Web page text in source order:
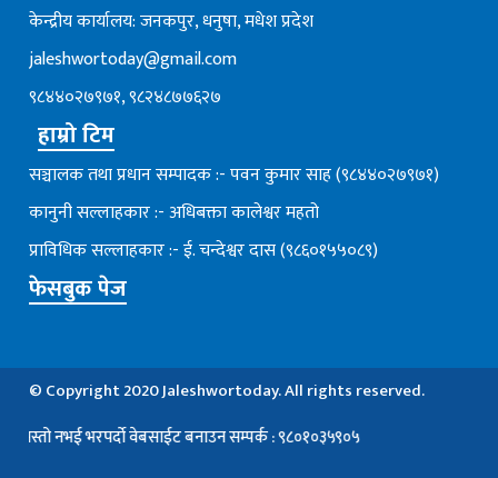
केन्द्रीय कार्यालय: जनकपुर, धनुषा, मधेश प्रदेश
jaleshwortoday@gmail.com
९८४४०२७९७१, ९८२४८७७६२७
हाम्रो टिम
सञ्चालक तथा प्रधान सम्पादक :- पवन कुमार साह (९८४४०२७९७१)
कानुनी सल्लाहकार :- अधिबक्ता कालेश्वर महतो
प्राविधिक सल्लाहकार :- ई. चन्देश्वर दास (९८६०१५५०८९)
फेसबुक पेज
© Copyright 2020 Jaleshwortoday. All rights reserved.
भरपर्दाे वेबसाईट बनाउन सम्पर्क : ९८०१०३५९०५